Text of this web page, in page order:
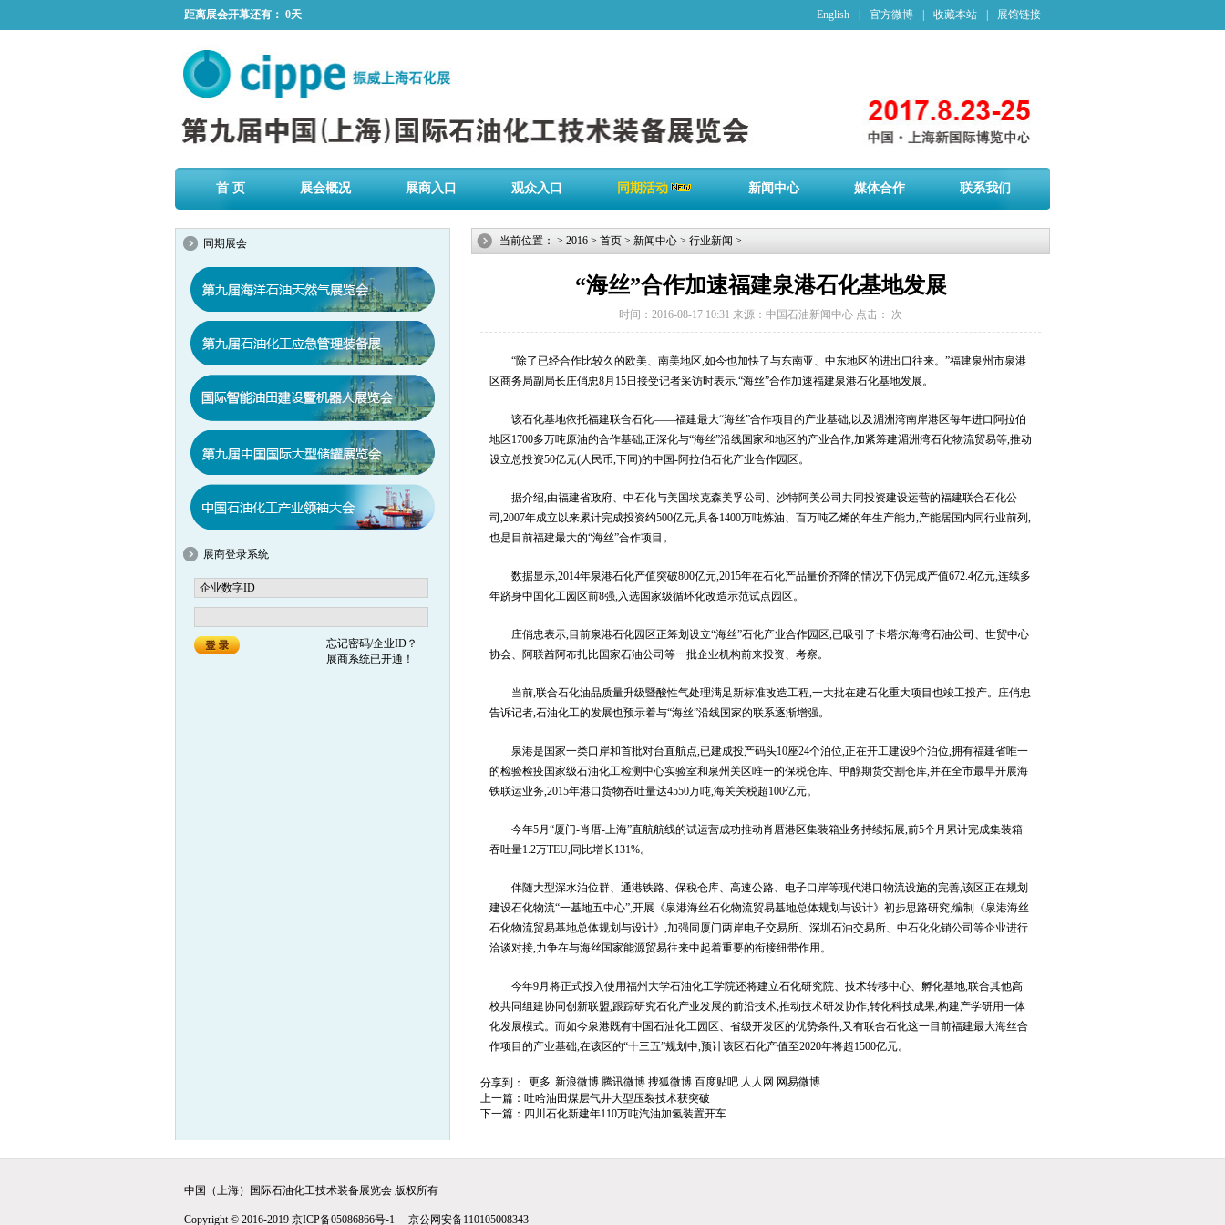
距离展会开幕还有： 0天 English 官方微博 收藏本站 展馆链接
首 页 展会概况 展商入口 观众入口 同期活动 新闻中心 媒体合作 联系我们
同期展会
展商登录系统
忘记密码/企业ID？
展商系统已开通！
当前位置： > 2016 > 首页 > 新闻中心 > 行业新闻 >
“海丝”合作加速福建泉港石化基地发展
时间：2016-08-17 10:31 来源：中国石油新闻中心 点击： 次
“除了已经合作比较久的欧美、南美地区,如今也加快了与东南亚、中东地区的进出口往来。”福建泉州市泉港
区商务局副局长庄俏忠8月15日接受记者采访时表示,“海丝”合作加速福建泉港石化基地发展。
该石化基地依托福建联合石化——福建最大“海丝”合作项目的产业基础,以及湄洲湾南岸港区每年进口阿拉伯
地区1700多万吨原油的合作基础,正深化与“海丝”沿线国家和地区的产业合作,加紧筹建湄洲湾石化物流贸易等,推动
设立总投资50亿元(人民币,下同)的中国-阿拉伯石化产业合作园区。
据介绍,由福建省政府、中石化与美国埃克森美孚公司、沙特阿美公司共同投资建设运营的福建联合石化公
司,2007年成立以来累计完成投资约500亿元,具备1400万吨炼油、百万吨乙烯的年生产能力,产能居国内同行业前列,
也是目前福建最大的“海丝”合作项目。
数据显示,2014年泉港石化产值突破800亿元,2015年在石化产品量价齐降的情况下仍完成产值672.4亿元,连续多
年跻身中国化工园区前8强,入选国家级循环化改造示范试点园区。
庄俏忠表示,目前泉港石化园区正筹划设立“海丝”石化产业合作园区,已吸引了卡塔尔海湾石油公司、世贸中心
协会、阿联酋阿布扎比国家石油公司等一批企业机构前来投资、考察。
当前,联合石化油品质量升级暨酸性气处理满足新标准改造工程,一大批在建石化重大项目也竣工投产。庄俏忠
告诉记者,石油化工的发展也预示着与“海丝”沿线国家的联系逐渐增强。
泉港是国家一类口岸和首批对台直航点,已建成投产码头10座24个泊位,正在开工建设9个泊位,拥有福建省唯一
的检验检疫国家级石油化工检测中心实验室和泉州关区唯一的保税仓库、甲醇期货交割仓库,并在全市最早开展海
铁联运业务,2015年港口货物吞吐量达4550万吨,海关关税超100亿元。
今年5月“厦门-肖厝-上海”直航航线的试运营成功推动肖厝港区集装箱业务持续拓展,前5个月累计完成集装箱
吞吐量1.2万TEU,同比增长131%。
伴随大型深水泊位群、通港铁路、保税仓库、高速公路、电子口岸等现代港口物流设施的完善,该区正在规划
建设石化物流“一基地五中心”,开展《泉港海丝石化物流贸易基地总体规划与设计》初步思路研究,编制《泉港海丝
石化物流贸易基地总体规划与设计》,加强同厦门两岸电子交易所、深圳石油交易所、中石化化销公司等企业进行
洽谈对接,力争在与海丝国家能源贸易往来中起着重要的衔接纽带作用。
今年9月将正式投入使用福州大学石油化工学院还将建立石化研究院、技术转移中心、孵化基地,联合其他高
校共同组建协同创新联盟,跟踪研究石化产业发展的前沿技术,推动技术研发协作,转化科技成果,构建产学研用一体
化发展模式。而如今泉港既有中国石油化工园区、省级开发区的优势条件,又有联合石化这一目前福建最大海丝合
作项目的产业基础,在该区的“十三五”规划中,预计该区石化产值至2020年将超1500亿元。
分享到： 新浪微博 腾讯微博 搜狐微博 百度贴吧 人人网 网易微博
更多
上一篇： 吐哈油田煤层气井大型压裂技术获突破
下一篇： 四川石化新建年110万吨汽油加氢装置开车
中国（上海）国际石油化工技术装备展览会 版权所有
Copyright © 2016-2019 京ICP备05086866号-1 京公网安备110105008343